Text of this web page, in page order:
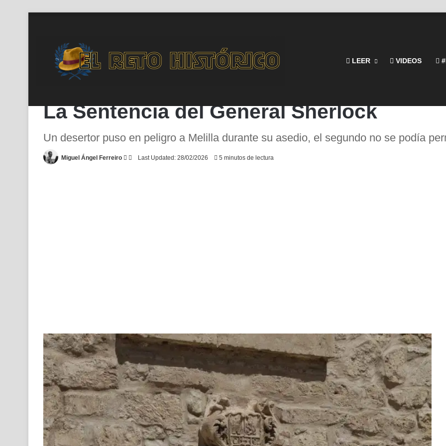
LEER VIDEOS
Inicio / En Portada La Sentencia del General Sherlock
La Sentencia del General Sherlock
Un desertor puso en peligro a Melilla durante su asedio, el segundo no se podía
Miguel Ángel Ferreiro
Follow
Send
Last Updated: 28/02/2026 5 minutos de lectura